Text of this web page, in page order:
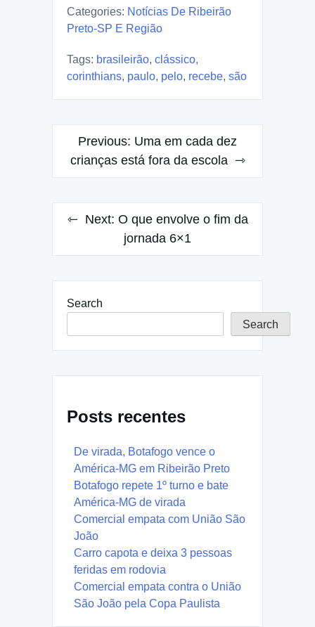
Categories: Notícias De Ribeirão
Preto-SP E Região
Tags: brasileirão, clássico,
corinthians, paulo, pelo, recebe, são
Post
navigation
Previous: Uma em cada dez
crianças está fora da escola
Next: O que envolve o fim da
jornada 6×1
Search
Search
Posts recentes
De virada, Botafogo vence o
América-MG em Ribeirão Preto
Botafogo repete 1º turno e bate
América-MG de virada
Comercial empata com União São
João
Carro capota e deixa 3 pessoas
feridas em rodovia
Comercial empata contra o União
São João pela Copa Paulista